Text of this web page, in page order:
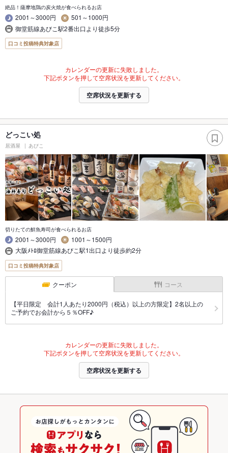
絶品！薩摩地鶏の炭火焼が食べられるお店
2001～3000円
501～1000円
御堂筋線あびこ駅2番出口より徒歩5分
口コミ投稿特典対象店
カレンダーの更新に失敗しました。
下記ボタンを押して空席状況を更新してください。
空席状況を更新する
どっこい処
居酒屋 あびこ
切りたての鮮魚寿司が食べられるお店
2001～3000円
1001～1500円
大阪ﾒﾄﾛ御堂筋線あびこ駅1出口より徒歩約2分
口コミ投稿特典対象店
クーポン コース
【平日限定 会計1人あたり2000円（税込）以上の方限定】2名以上の
ご予約でお会計から５％OFF♪
カレンダーの更新に失敗しました。
下記ボタンを押して空席状況を更新してください。
空席状況を更新する